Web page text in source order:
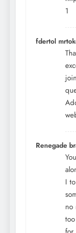
1
fdertol
Renegade
I
no